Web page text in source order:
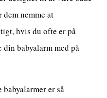
nemme at
hvis du ofte er på
babyalarm med på
er så